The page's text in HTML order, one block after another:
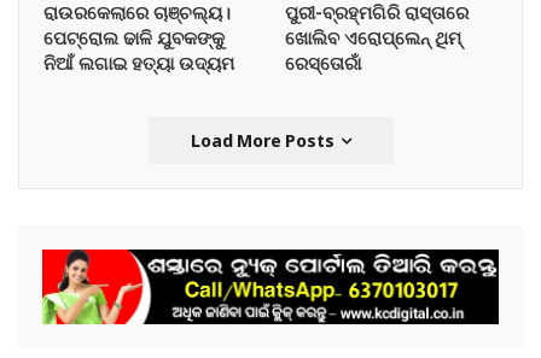
ରାଉରକେଲାରେ ଚାଞ୍ଚଲ୍ୟ।
ପେଟ୍ରୋଲ ଢାଳି ଯୁବକଙ୍କୁ
ନିଆଁ ଲଗାଇ ହତ୍ୟା ଉଦ୍ୟମ
ପୁରୀ-ବ୍ରହ୍ମଗିରି ରାସ୍ତାରେ
ଖୋଲିବ ଏରୋପ୍ଲେନ୍‌ ଥିମ୍‌
ରେସ୍ତୋରାଁ
Load More Posts